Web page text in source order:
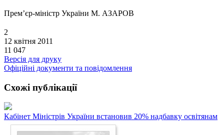
Прем’єр-міністр України М. АЗАРОВ
2
12 квітня 2011
11 047
Версія для друку
Офіційні документи та повідомлення
Схожі публікації
Кабінет Міністрів України встановив 20% надбавку освітянам